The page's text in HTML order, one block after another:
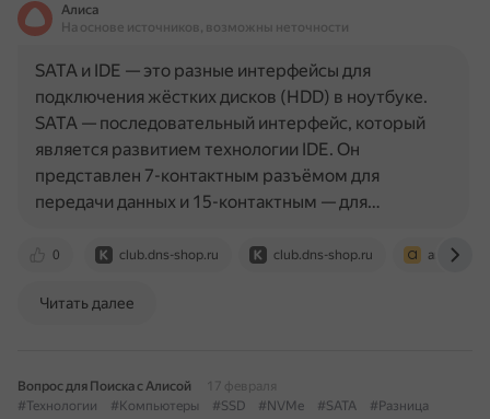
Алиса
На основе источников, возможны неточности
0 club.dns-shop.ru club.dns-shop.ru andpro.ru
SATA и IDE — это разные интерфейсы для
подключения жёстких дисков (HDD) в ноутбуке.
SATA — последовательный интерфейс, который
является развитием технологии IDE. Он
представлен 7-контактным разъёмом для
передачи данных и 15-контактным — для…
Читать далее
Вопрос для Поиска с Алисой
17 февраля
#Технологии
#Компьютеры #SSD #NVMe #SATA
#Разница